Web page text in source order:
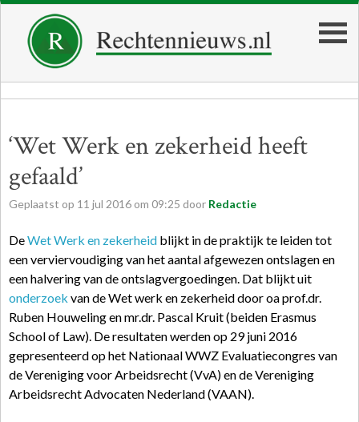
‘Wet Werk en zekerheid heeft
gefaald’
Geplaatst op 11 jul 2016 om 09:25 door Redactie
DeWet Werk en zekerheid blijkt in de praktijk te leiden tot
een verviervoudiging van het aantal afgewezen ontslagen en
een halvering van de ontslagvergoedingen. Dat blijkt uit
onderzoek van de Wet werk en zekerheid door oa prof.dr.
Ruben Houweling en mr.dr. Pascal Kruit (beiden Erasmus
School of Law). De resultaten werden op 29 juni 2016
gepresenteerd op het Nationaal WWZ Evaluatiecongres van
de Vereniging voor Arbeidsrecht (VvA) en de Vereniging
Arbeidsrecht Advocaten Nederland (VAAN).